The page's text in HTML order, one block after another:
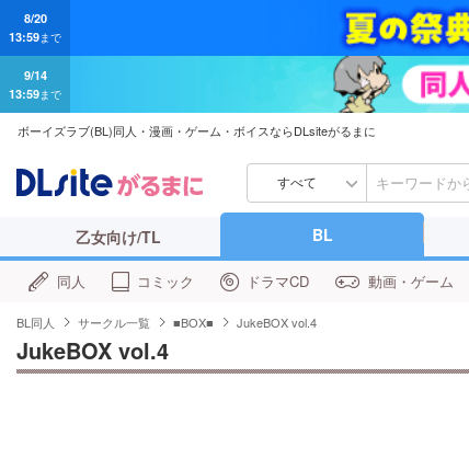
8/20
13:59まで
9/14
13:59まで
ボーイズラブ(BL)同人・漫画・ゲーム・ボイスならDLsiteがるまに
すべて
乙女向け/TL BL
同人 コミック ドラマCD 動画・ゲーム
BL同人 サークル一覧 ■BOX■ JukeBOX vol.4
JukeBOX vol.4